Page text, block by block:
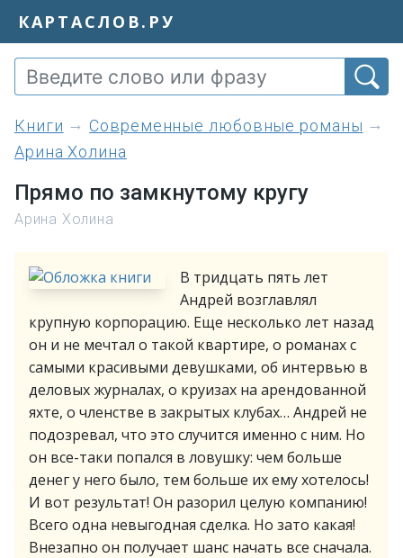
КАРТАСЛОВ.РУ
книги
Современные любовные романы
Арина Холина
Прямо по замкнутому кругу
Арина Холина
В тридцать пять лет
Андрей возглавлял
крупную корпорацию. Еще несколько лет назад
он и не мечтал о такой квартире, о романах с
самыми красивыми девушками, об интервью в
деловых журналах, о круизах на арендованной
яхте, о членстве в закрытых клубах… Андрей не
подозревал, что это случится именно с ним. Но
он все-таки попался в ловушку: чем больше
денег у него было, тем больше их ему хотелось!
И вот результат! Он разорил целую компанию!
Всего одна невыгодная сделка. Но зато какая!
Внезапно он получает шанс начать все сначала.